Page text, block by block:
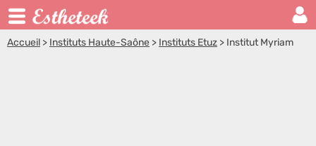
Accueil > Instituts Haute-Saône > Instituts Etuz > Institut Myriam